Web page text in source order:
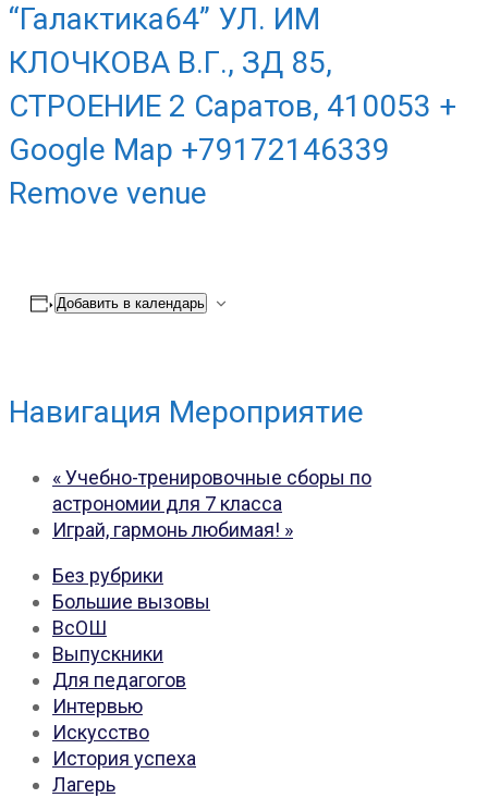
“Галактика64” УЛ. ИМ
КЛОЧКОВА В.Г., ЗД 85,
СТРОЕНИЕ 2 Саратов, 410053 +
Google Map +79172146339
Remove venue
Добавить в календарь
Навигация Мероприятие
«Учебно-тренировочные сборы по
астрономии для 7 класса
Играй, гармонь любимая! »
Без рубрики
Большие вызовы
ВсОШ
Выпускники
Для педагогов
Интервью
Искусство
История успеха
Лагерь